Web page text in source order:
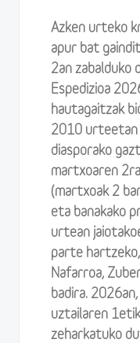
Azken urteko
apur bat
2an zabalduko
Espedizioa
hautagaitzak
2010 urteetan
diasporako
martxoaren
(martxoak 2
eta banakako
urtean
parte hartzeko,
Nafarroa,
badira.
uztailaren
zeharkatuko